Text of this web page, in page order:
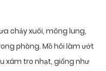
chảy xuôi, mông lung,
phòng. Mồ hôi làm ướt
xám tro nhạt, giống như